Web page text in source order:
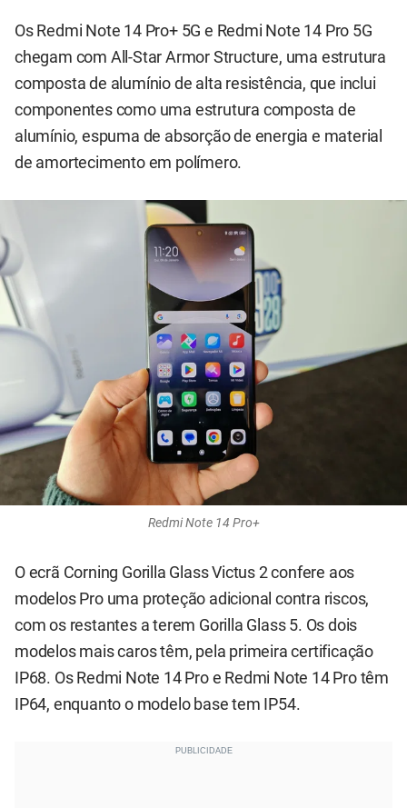
Os Redmi Note 14 Pro+ 5G e Redmi Note 14 Pro 5G
chegam com All-Star Armor Structure, uma estrutura
composta de alumínio de alta resistência, que inclui
componentes como uma estrutura composta de
alumínio, espuma de absorção de energia e material
de amortecimento em polímero.
Redmi Note 14 Pro+
O ecrã Corning Gorilla Glass Victus 2 confere aos
modelos Pro uma proteção adicional contra riscos,
com os restantes a terem Gorilla Glass 5. Os dois
modelos mais caros têm, pela primeira certificação
IP68. Os Redmi Note 14 Pro e Redmi Note 14 Pro têm
IP64, enquanto o modelo base tem IP54.